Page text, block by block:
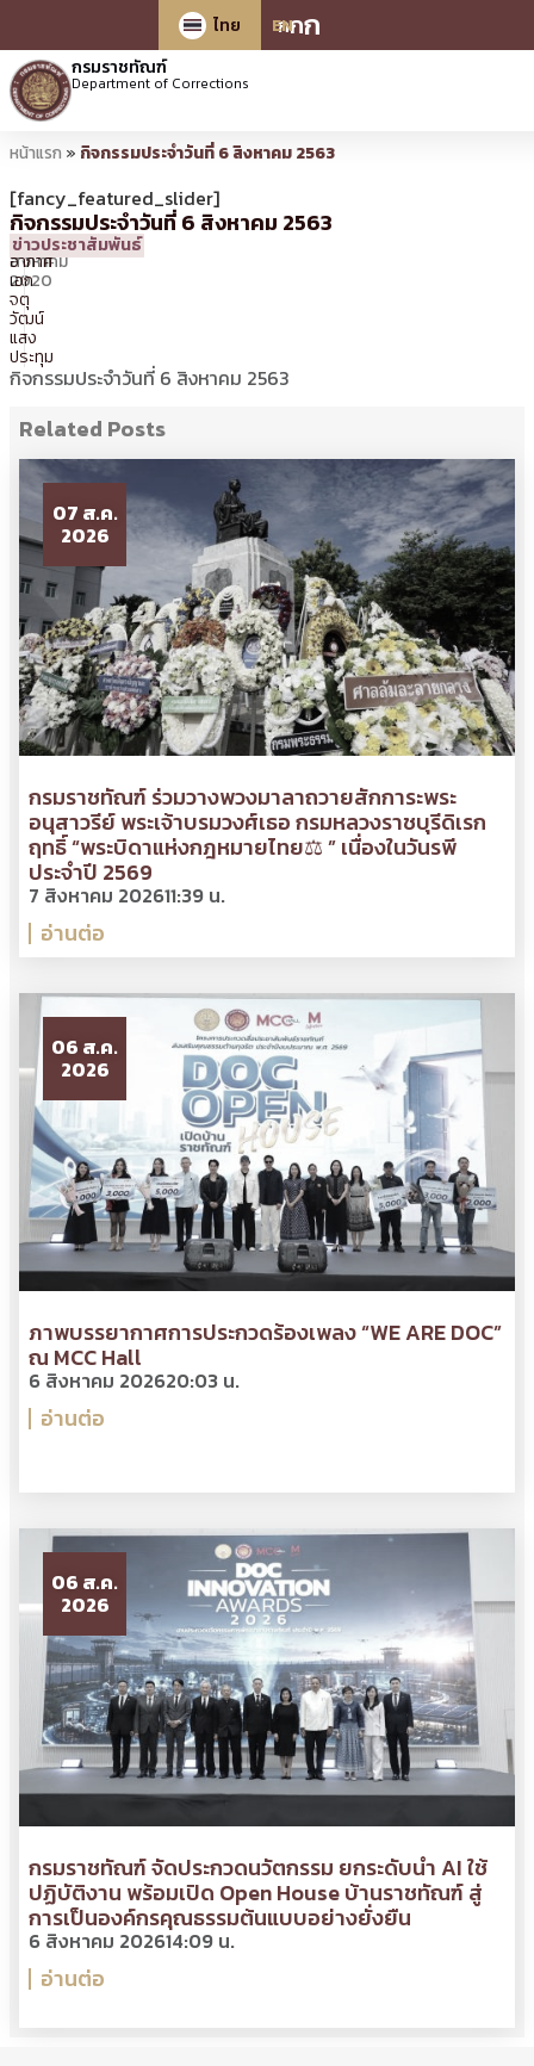
กกก
ไทย
EN
กรมราชทัณฑ์
Department of Corrections
หน้าแรก » กิจกรรมประจำวันที่ 6 สิงหาคม 2563
[fancy_featured_slider]
กิจกรรมประจำวันที่ 6 สิงหาคม 2563
6
สิงหาคม
2020
17:03 น.
โดย
จ่า
อากาศ
เอก
จตุ
วัฒน์
แสง
ประทุม
ข่าวประชาสัมพันธ์
กิจกรรมประจำวันที่ 6 สิงหาคม 2563
Related Posts
07 ส.ค.
2026
กรมราชทัณฑ์ ร่วมวางพวงมาลาถวายสักการะพระ
อนุสาวรีย์ พระเจ้าบรมวงศ์เธอ กรมหลวงราชบุรีดิเรก
ฤทธิ์ “พระบิดาแห่งกฎหมายไทย⚖ ” เนื่องในวันรพี
ประจำปี 2569
7 สิงหาคม 202611:39 น.
อ่านต่อ
06 ส.ค.
2026
ภาพบรรยากาศการประกวดร้องเพลง “WE ARE DOC”
ณ MCC Hall
6 สิงหาคม 202620:03 น.
อ่านต่อ
06 ส.ค.
2026
กรมราชทัณฑ์ จัดประกวดนวัตกรรม ยกระดับนำ AI ใช้
ปฏิบัติงาน พร้อมเปิด Open House บ้านราชทัณฑ์ สู่
การเป็นองค์กรคุณธรรมต้นแบบอย่างยั่งยืน
6 สิงหาคม 202614:09 น.
อ่านต่อ